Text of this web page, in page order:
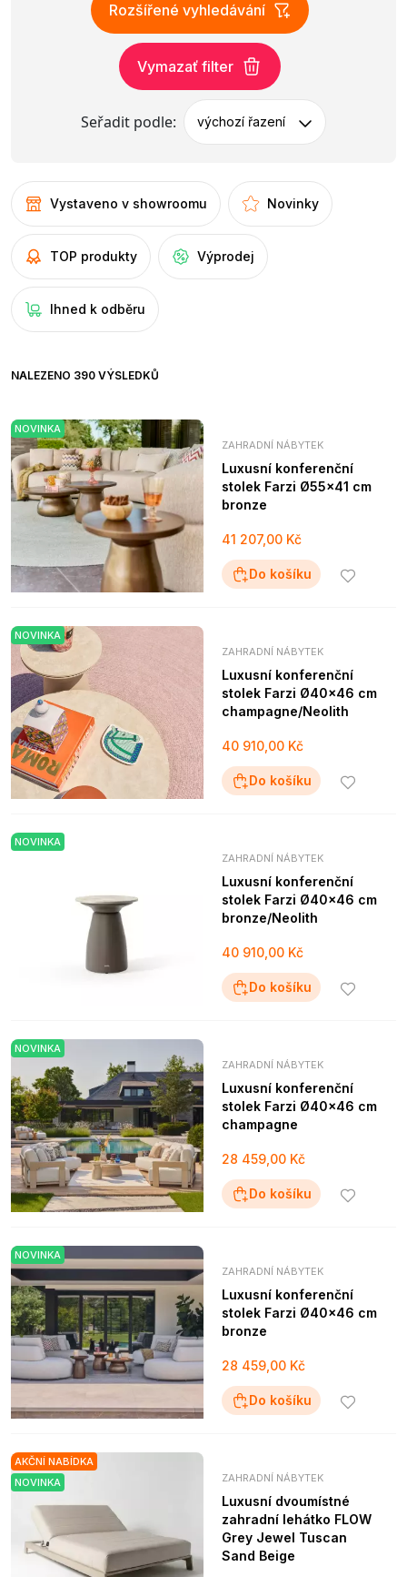
Rozšířené vyhledávání
Vymazať filter
Seřadit podle: výchozí řazení
Vystaveno v showroomu Novinky
TOP produkty Výprodej
Ihned k odběru
NALEZENO 390 VÝSLEDKŮ
NOVINKA
ZAHRADNÍ NÁBYTEK
Luxusní konferenční
stolek Farzi Ø55x41 cm
bronze
41 207,00 Kč
Do košíku
NOVINKA
ZAHRADNÍ NÁBYTEK
Luxusní konferenční
stolek Farzi Ø40x46 cm
champagne/Neolith
40 910,00 Kč
Do košíku
NOVINKA
ZAHRADNÍ NÁBYTEK
Luxusní konferenční
stolek Farzi Ø40x46 cm
bronze/Neolith
40 910,00 Kč
Do košíku
NOVINKA
ZAHRADNÍ NÁBYTEK
Luxusní konferenční
stolek Farzi Ø40x46 cm
champagne
28 459,00 Kč
Do košíku
NOVINKA
ZAHRADNÍ NÁBYTEK
Luxusní konferenční
stolek Farzi Ø40x46 cm
bronze
28 459,00 Kč
Do košíku
AKČNÍ NABÍDKA
NOVINKA
ZAHRADNÍ NÁBYTEK
Luxusní dvoumístné
zahradní lehátko FLOW
Grey Jewel Tuscan
Sand Beige